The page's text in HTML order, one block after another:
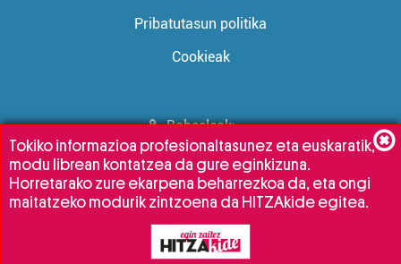
Pribatutasun politika
Cookieak
Babesleak:
Tokiko informazioa profesionaltasunez eta euskaratik,
modu librean kontatzea da gure eginkizuna.
Horretarako zure ekarpena beharrezkoa da, eta ongi
maitatzeko modurik zintzoena da HITZAkide egitea.